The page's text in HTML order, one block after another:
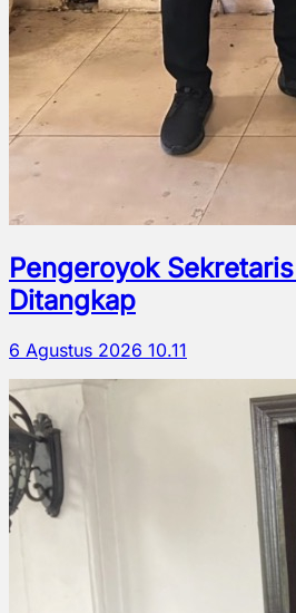
Pengeroyok
Ditangkap
6 Agustus 2026 10.11